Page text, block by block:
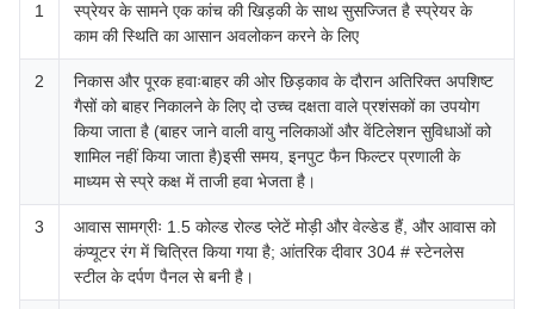
1
स्प्रेयर के सामने एक कांच की खिड़की के साथ सुसज्जित है स्प्रेयर के
काम की स्थिति का आसान अवलोकन करने के लिए
2
निकास और पूरक हवाःबाहर की ओर छिड़काव के दौरान अतिरिक्त अपशिष्ट
गैसों को बाहर निकालने के लिए दो उच्च दक्षता वाले प्रशंसकों का उपयोग
किया जाता है (बाहर जाने वाली वायु नलिकाओं और वेंटिलेशन सुविधाओं को
शामिल नहीं किया जाता है)इसी समय, इनपुट फैन फिल्टर प्रणाली के
माध्यम से स्प्रे कक्ष में ताजी हवा भेजता है।
3
आवास सामग्रीः 1.5 कोल्ड रोल्ड प्लेटें मोड़ी और वेल्डेड हैं, और आवास को
कंप्यूटर रंग में चित्रित किया गया है; आंतरिक दीवार 304 # स्टेनलेस
स्टील के दर्पण पैनल से बनी है।